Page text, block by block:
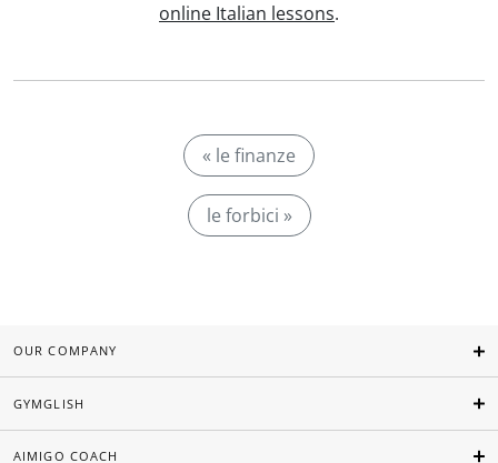
online Italian lessons.
« le finanze
le forbici »
OUR COMPANY
GYMGLISH
AIMIGO COACH